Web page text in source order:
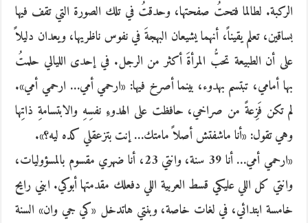
الركبة. لطالما فتحتُ صفحتها، وحدقتُ في تلك الصورة التي تقف فيها
بساقين، تعلم يقيناً، أنهما يشيعان البهجةَ في نفوس ناظريها، ويعدان دليلاً
على أن الطبيعة تحبُّ المرأةَ أكثر من الرجل. في إحدى الليالي حلمتُ
بها أمامي، تبتسم بهدوء، بينما أصرخ فيها: «ارحمي أمي… ارحمي أمي».
لم تكن فَزِعةً من صراخي، حافظت على الهدوءِ نفسِهِ والابتسامةِ ذاتِها
وهي تقول: «أنا ماشفتش أصلاً مامتك… إنت بتزعقلي كده ليه؟».
«ارحمي أمي… أنا 39 سنة، وانتي 23، أنا ضهري مقسوم بالمسؤوليات،
وانتي كل اللي عليكي قسط العربية اللي دفعلك مقدمتها أبوكي. ابني رايح
خامسة ابتدائي، في لغات خاصة، وبنتي هاتدخل «كي جي وان» السنة